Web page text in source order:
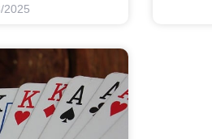
2025